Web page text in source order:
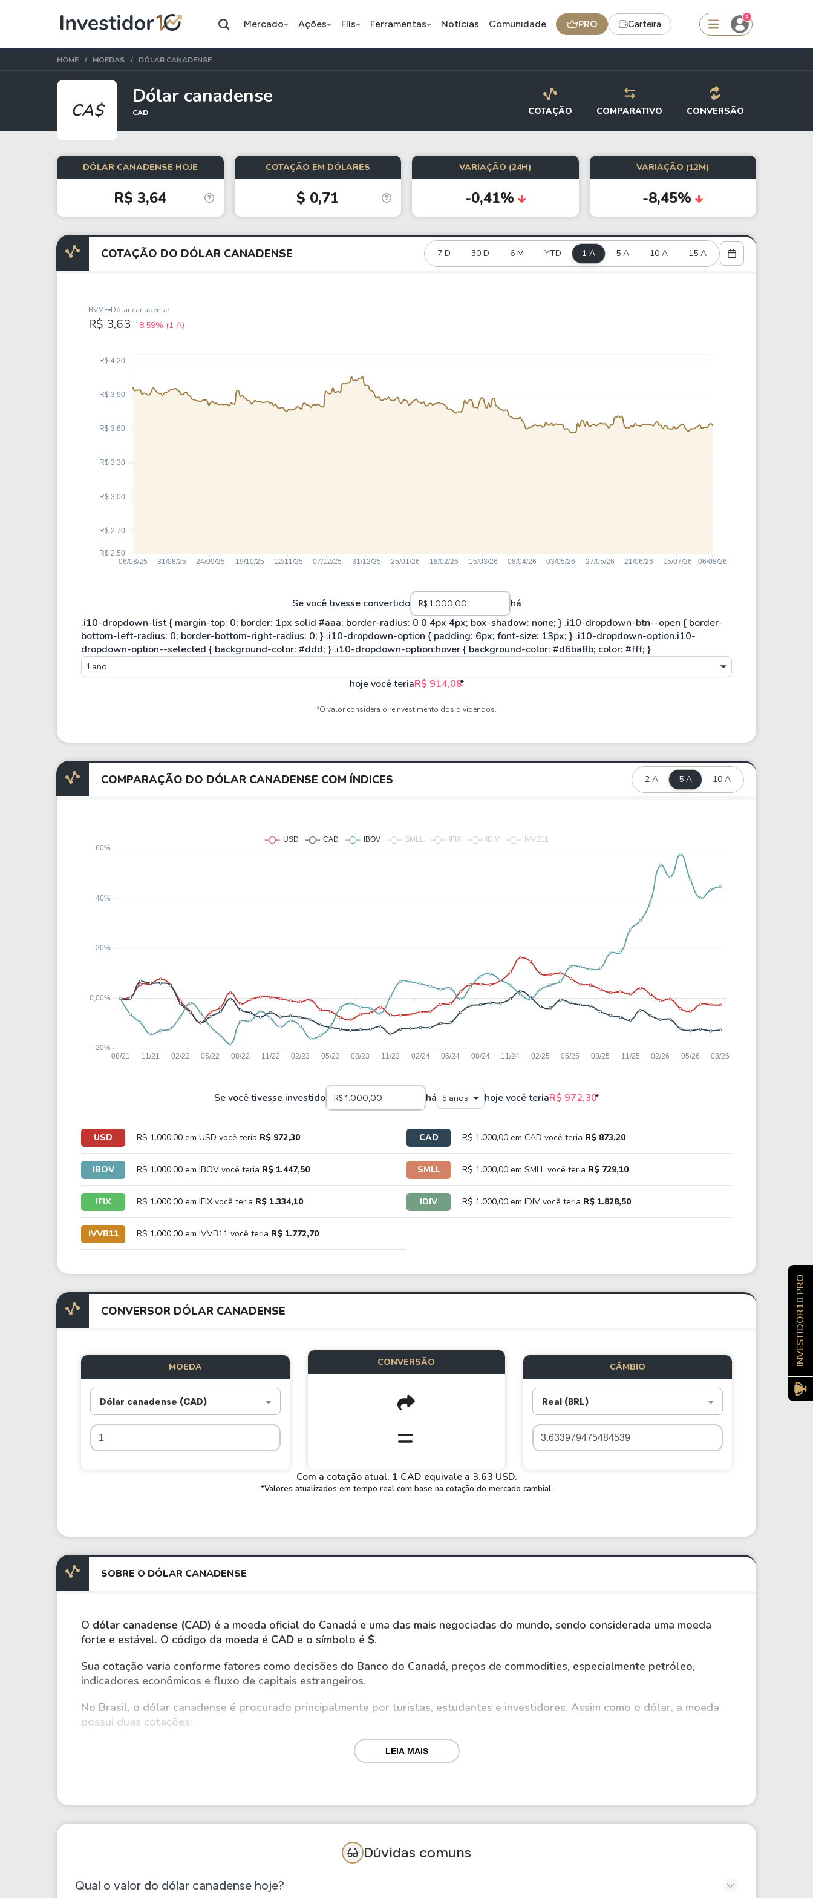
Mercado Ações FIIs Ferramentas Notícias Comunidade PRO Carteira
3
Ibovespa Selic Bradesco Petrobras Axia TRXF11
Taesa
Itausa
Ambev
Weg
Petrobrás
Ver todos
XPML11
RECR11
HGLG11
Ver todos
ETFs
BOVA11
IVVB11
SMAL11
Stocks
Tesla
Apple
Criptomoedas
Bitcoin
Ethereum
Binance Coin - BNB
Agenda de Dividendos
Radar do Dividendo Inteligente
Carteiras Recomendadas
HOME MOEDAS DÓLAR CANADENSE
CA$
Dólar canadense
CAD COTAÇÃO COMPARATIVO CONVERSÃO
DÓLAR CANADENSE HOJE
R$ 3,64
COTAÇÃO EM DÓLARES
$ 0,71
VARIAÇÃO (24H)
-0,41%
VARIAÇÃO (12M)
-8,45%
COTAÇÃO DO DÓLAR CANADENSE 7 D 30 D 6 M YTD 1 A 5 A 10 A 15 A
BVMF Dólar canadense
R$ 3,63 -8,59% (1 A)
Se você tivesse convertido há
1 ano
hoje você teriaR$ 914,08*
*O valor considera o reinvestimento dos dividendos.
COMPARAÇÃO DO DÓLAR CANADENSE COM ÍNDICES 2 A 5 A 10 A
Se você tivesse investido há 5 anos hoje você teriaR$ 972,30*
USD R$ 1.000,00 em USD você teria R$ 972,30 CAD R$ 1.000,00 em CAD você teria R$ 873,20
IBOV R$ 1.000,00 em IBOV você teria R$ 1.447,50 SMLL R$ 1.000,00 em SMLL você teria R$ 729,10
IFIX R$ 1.000,00 em IFIX você teria R$ 1.334,10 IDIV R$ 1.000,00 em IDIV você teria R$ 1.828,50
IVVB11 R$ 1.000,00 em IVVB11 você teria R$ 1.772,70
CONVERSOR DÓLAR CANADENSE
MOEDA
Dólar canadense (CAD)
CONVERSÃO CÂMBIO
Real (BRL)
Com a cotação atual, 1 CAD equivale a 3.63 USD.
*Valores atualizados em tempo real com base na cotação do mercado cambial.
SOBRE O DÓLAR CANADENSE
O dólar canadense (CAD) é a moeda oficial do Canadá e uma das mais negociadas do mundo, sendo considerada uma moeda
forte e estável. O código da moeda é CAD e o símbolo é $.
Sua cotação varia conforme fatores como decisões do Banco do Canadá, preços de commodities, especialmente petróleo,
indicadores econômicos e fluxo de capitais estrangeiros.
No Brasil, o dólar canadense é procurado principalmente por turistas, estudantes e investidores. Assim como o dólar, a moeda
possui duas cotações:
: usada em operações entre empresas, importações/exportações e investimentos.
Como comprar dólar canadense?
Bancos autorizados a operar com câmbio.
LEIA MAIS
Dúvidas comuns
Qual o valor do dólar canadense hoje?
INVESTIDOR10 PRO